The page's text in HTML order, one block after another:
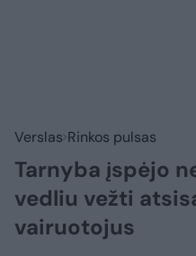
Verslas Rinkos pulsas
Tarnyba įspėjo
vedliu vežti
vairuotojus